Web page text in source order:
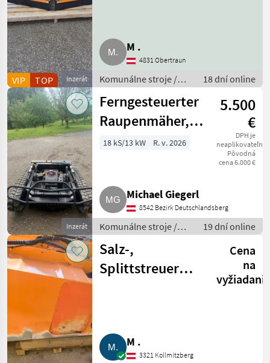
Inzerát
VIP TOP
M .
4831 Obertraun
Komunálne stroje /
Striekacie stroje
18 dní online
Inzerát
Ferngesteuerter
Raupenmäher,
Mähroboter,
5.500
€
DPH je
neaplikovateľné
Pôvodná
cena 6.000 €
18 kS/13 kW R. v. 2026
Michael Giegerl
8542 Bezirk Deutschlandsberg
Komunálne stroje /
Spádová kosačka
19 dní online
Salz-,
Splittstreuer
Cena
na
M .
3321 Kollmitzberg